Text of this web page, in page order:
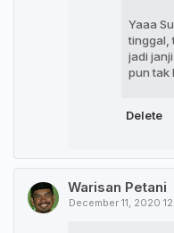
Yaaa
tinggal,
jadi
pun tak
Delete
Warisan Petani
December 11, 2020